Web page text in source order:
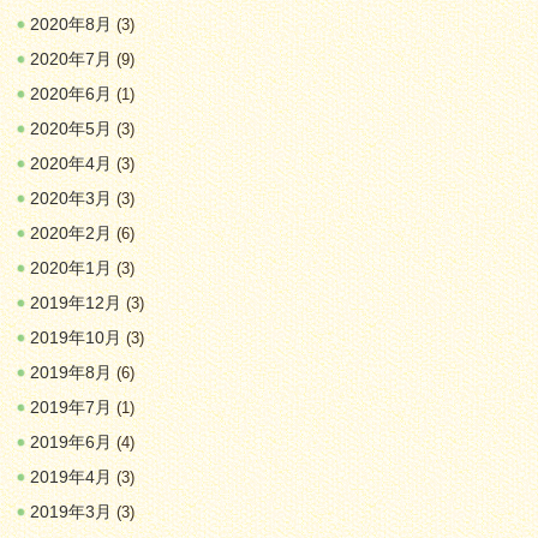
2020年8月(3)
2020年7月(9)
2020年6月(1)
2020年5月(3)
2020年4月(3)
2020年3月(3)
2020年2月(6)
2020年1月(3)
2019年12月(3)
2019年10月(3)
2019年8月(6)
2019年7月(1)
2019年6月(4)
2019年4月(3)
2019年3月(3)